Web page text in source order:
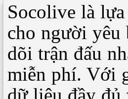
Socolive là
cho người yêu
dõi trận đấu
miễn phí. Với
dữ liệu đầy đủ